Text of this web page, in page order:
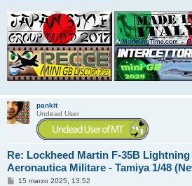
pankit
Undead User
Re: Lockheed Martin F-35B Lightning
Aeronautica Militare - Tamiya 1/48
M15 marzo 2025, 13:52